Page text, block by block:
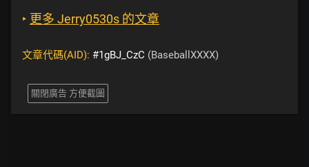
‣ 更多 Jerry0530s 的文章
文章代碼(AID): #1gBJ_CzC (BaseballXXXX)
關閉廣告 方便截圖